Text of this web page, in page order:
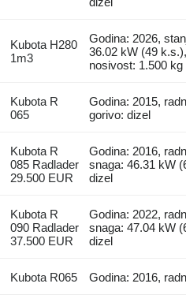
Kubota H280
1m3
Godina: 2026,
36.02 kW (49
nosivost: 1.500 kg
Kubota R
065
Godina: 2015,
gorivo: dizel
Kubota R
085 Radlader
29.500 EUR
Godina: 2016,
snaga: 46.31 kW
dizel
Kubota R
090 Radlader
37.500 EUR
Godina: 2022,
snaga: 47.04 kW
dizel
Kubota R065 Godina: 2016,